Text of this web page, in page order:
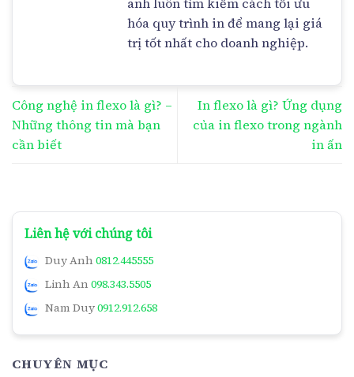
hóa quy trình in để mang lại giá
trị tốt nhất cho doanh nghiệp.
Công nghệ in flexo là gì? –
Những thông tin mà bạn
cần biết
In flexo là gì? Ứng dụng
của in flexo trong ngành
in ấn
Liên hệ với chúng tôi
Duy Anh 0812.445555
Linh An 098.343.5505
Nam Duy0912.912.658
CHUYÊN MỤC